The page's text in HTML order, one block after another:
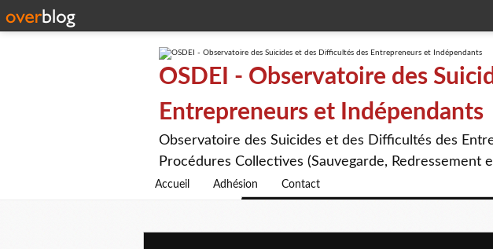
OSDEI - Observatoire des
Entrepreneurs et Indépendants
Observatoire des Suicides et des Difficultés des
Procédures Collectives (Sauvegarde, Redressement
Accueil Adhésion Contact